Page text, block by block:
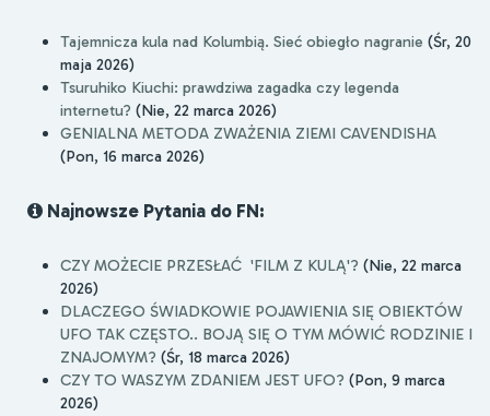
Tajemnicza kula nad Kolumbią. Sieć obiegło nagranie (Śr, 20
maja 2026)
Tsuruhiko Kiuchi: prawdziwa zagadka czy legenda
internetu? (Nie, 22 marca 2026)
GENIALNA METODA ZWAŻENIA ZIEMI CAVENDISHA
(Pon, 16 marca 2026)
Najnowsze Pytania do FN:
CZY MOŻECIE PRZESŁAĆ 'FILM Z KULĄ'? (Nie, 22 marca
2026)
DLACZEGO ŚWIADKOWIE POJAWIENIA SIĘ OBIEKTÓW
UFO TAK CZĘSTO.. BOJĄ SIĘ O TYM MÓWIĆ RODZINIE I
ZNAJOMYM? (Śr, 18 marca 2026)
CZY TO WASZYM ZDANIEM JEST UFO? (Pon, 9 marca
2026)